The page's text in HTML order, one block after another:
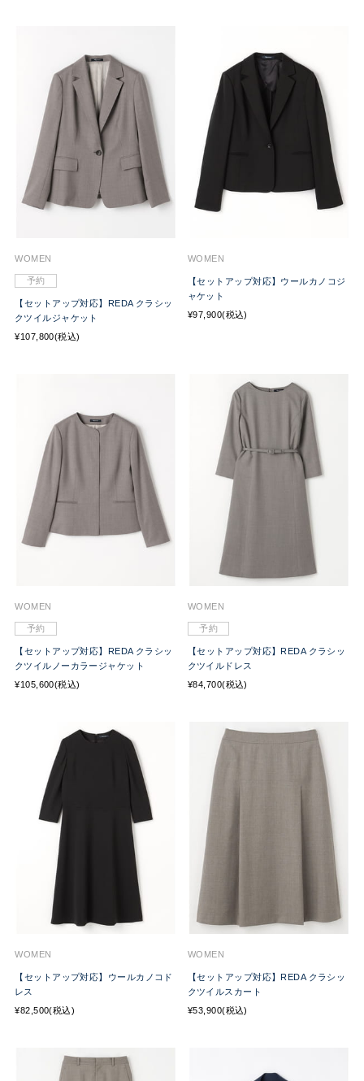
WOMEN
予約
【セットアップ対応】REDA クラシッ
クツイルジャケット
¥107,800(税込)
WOMEN
【セットアップ対応】ウールカノコジ
ャケット
¥97,900(税込)
WOMEN
予約
【セットアップ対応】REDA クラシッ
クツイルノーカラージャケット
¥105,600(税込)
WOMEN
予約
【セットアップ対応】REDA クラシッ
クツイルドレス
¥84,700(税込)
WOMEN
【セットアップ対応】ウールカノコド
レス
¥82,500(税込)
WOMEN
【セットアップ対応】REDA クラシッ
クツイルスカート
¥53,900(税込)